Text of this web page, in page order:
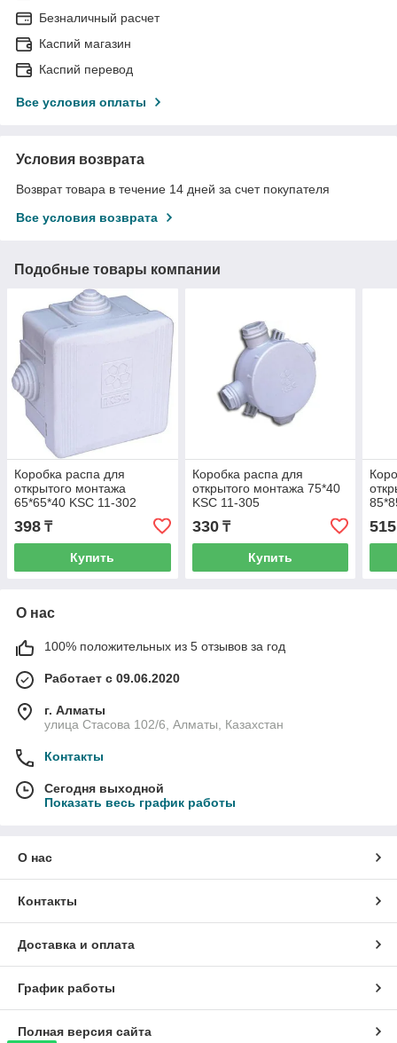
Безналичный расчет
Каспий магазин
Каспий перевод
Все условия оплаты
Условия возврата
Возврат товара в течение 14 дней за счет покупателя
Все условия возврата
Подобные товары компании
Коробка распа для
открытого монтажа
65*65*40 KSC 11-302
398 ₸
Купить
Коробка распа для
открытого монтажа 75*40
KSC 11-305
330₸
Купить
515
О нас
100% положительных из 5 отзывов за год
Работает с 09.06.2020
г. Алматы
улица Стасова 102/6, Алматы, Казахстан
Контакты
Сегодня выходной
Показать весь график работы
О нас
Контакты
Доставка и оплата
График работы
Полная версия сайта